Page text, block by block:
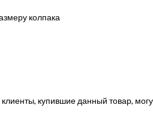
колпака
купившие данный товар,